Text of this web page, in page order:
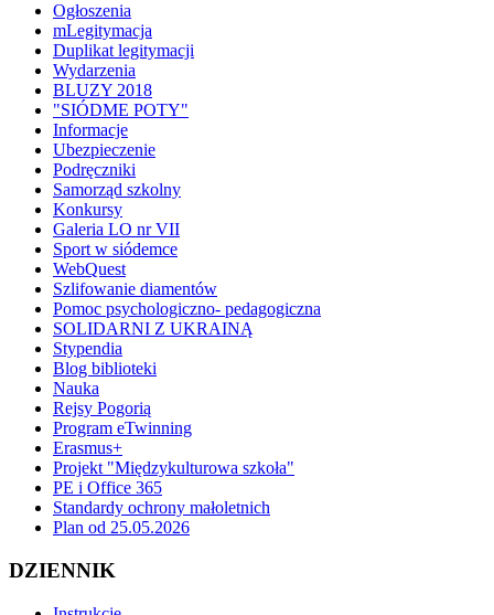
Ogłoszenia
mLegitymacja
Duplikat legitymacji
Wydarzenia
BLUZY 2018
"SIÓDME POTY"
Informacje
Ubezpieczenie
Podręczniki
Samorząd szkolny
Konkursy
Galeria LO nr VII
Sport w siódemce
WebQuest
Szlifowanie diamentów
Pomoc psychologiczno- pedagogiczna
SOLIDARNI Z UKRAINĄ
Stypendia
Blog biblioteki
Nauka
Rejsy Pogorią
Program eTwinning
Erasmus+
Projekt "Międzykulturowa szkoła"
PE i Office 365
Standardy ochrony małoletnich
Plan od 25.05.2026
DZIENNIK